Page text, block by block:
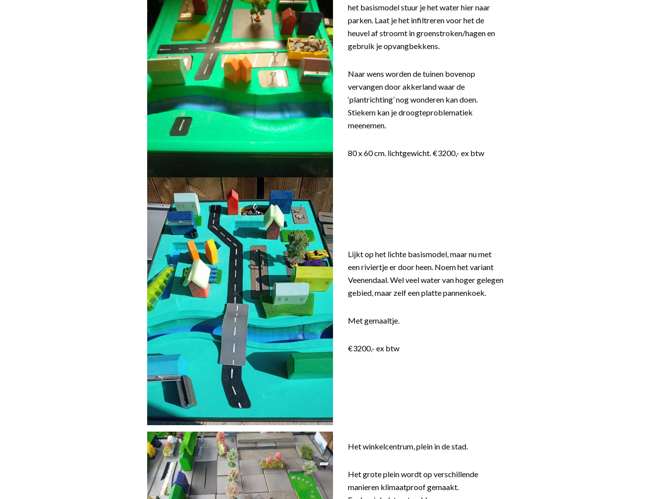
het basismodel stuur je het water hier naar
parken. Laat je het infiltreren voor het de
heuvel af stroomt in groenstroken/hagen en
gebruik je opvangbekkens.
Naar wens worden de tuinen bovenop
vervangen door akkerland waar de
‘plantrichting’ nog wonderen kan doen.
Stiekem kan je droogteproblematiek
meenemen.
80 x 60 cm. lichtgewicht. €3200,- ex btw
Lijkt op het lichte basismodel, maar nu met
een riviertje er door heen. Noem het variant
Veenendaal. Wel veel water van hoger gelegen
gebied, maar zelf een platte pannenkoek.
Met gemaaltje.
€3200,- ex btw
Het winkelcentrum, plein in de stad.
Het grote plein wordt op verschillende
manieren klimaatproof gemaakt.